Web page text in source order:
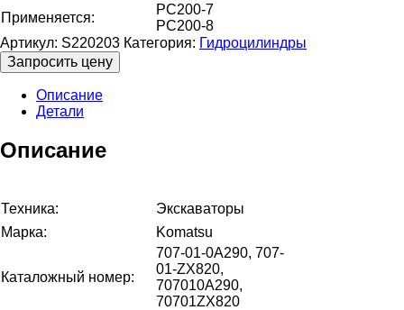
Применяется:
PC200-7
PC200-8
Артикул: S220203 Категория: Гидроцилиндры
Запросить цену
Описание
Детали
Описание
Техника:
Экскаваторы
Марка:
Komatsu
Каталожный номер:
707-01-0A290, 707-
01-ZX820,
707010A290,
70701ZX820